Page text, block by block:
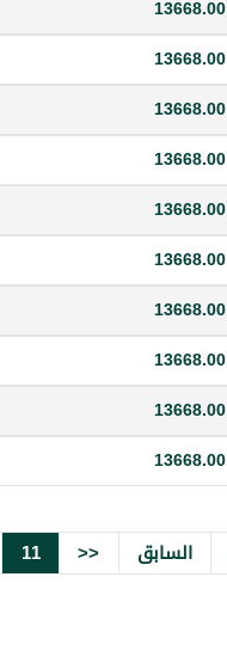
13668.00
13668.00
13668.00
13668.00
13668.00
13668.00
13668.00
13668.00
13668.00
13668.00
السابق <<
11